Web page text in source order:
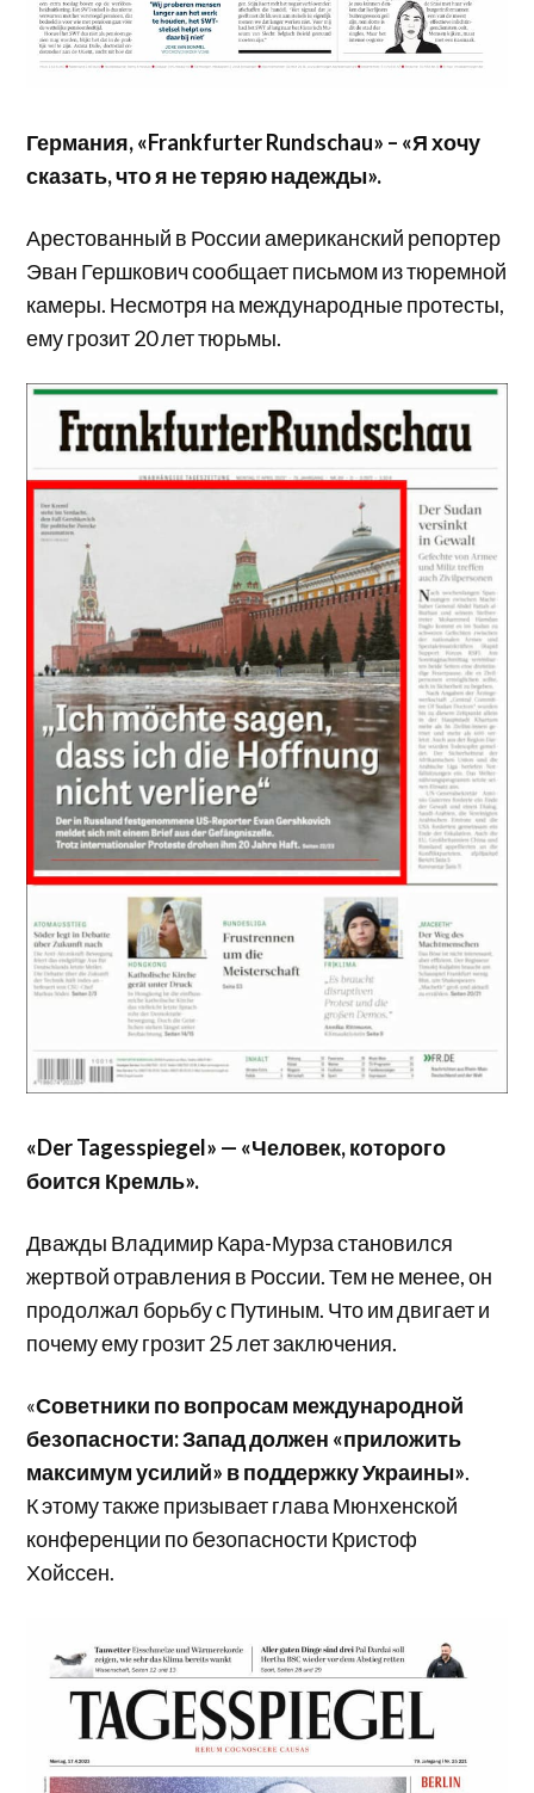
Германия, «Frankfurter Rundschau» – «Я хочу
сказать, что я не теряю надежды».
Арестованный в России американский репортер
Эван Гершкович сообщает письмом из тюремной
камеры. Несмотря на международные протесты,
ему грозит 20 лет тюрьмы.
«Der Tagesspiegel» — «Человек, которого
боится Кремль».
Дважды Владимир Кара-Мурза становился
жертвой отравления в России. Тем не менее, он
продолжал борьбу с Путиным. Что им двигает и
почему ему грозит 25 лет заключения.
«Советники по вопросам международной
безопасности: Запад должен «приложить
максимум усилий» в поддержку Украины».
К этому также призывает глава Мюнхенской
конференции по безопасности Кристоф
Хойссен.